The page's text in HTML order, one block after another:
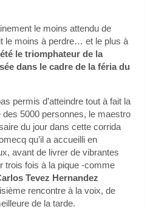
le moins attendu de
le moins à perdre… et le plus à
le triomphateur de la
dans le cadre de la féria du
permis d’atteindre tout à fait la
5000 personnes, le maestro
du jour dans cette corrida
qu’il a accueilli en
avant de livrer de vibrantes
trois fois à la pique -comme
Tevez Hernandez
rencontre à la voix, de
de la tarde.